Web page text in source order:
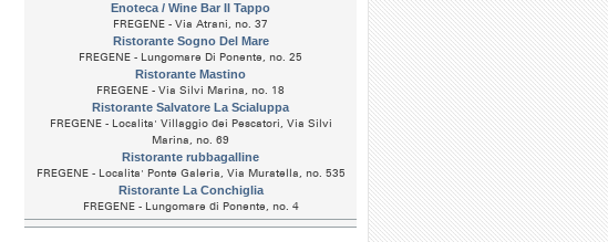
Enoteca / Wine Bar Il Tappo
FREGENE - Via Atrani, no. 37
Ristorante Sogno Del Mare
FREGENE - Lungomare Di Ponente, no. 25
Ristorante Mastino
FREGENE - Via Silvi Marina, no. 18
Ristorante Salvatore La Scialuppa
FREGENE - Localita' Villaggio dei Pescatori, Via Silvi
Marina, no. 69
Ristorante rubbagalline
FREGENE - Localita' Ponte Galeria, Via Muratella, no. 535
Ristorante La Conchiglia
FREGENE - Lungomare di Ponente, no. 4